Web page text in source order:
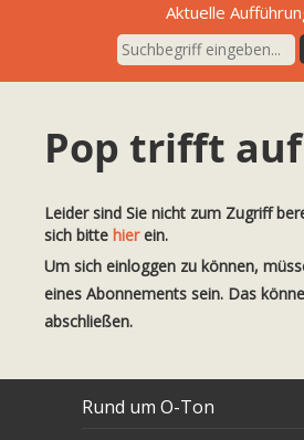
Aktuelle
Pop trifft
Leider sind Sie nicht zum Zugriff
sich bitte hierein.
Um sich einloggen zu können,
eines Abonnements sein. Das
abschließen.
Rund um O-Ton